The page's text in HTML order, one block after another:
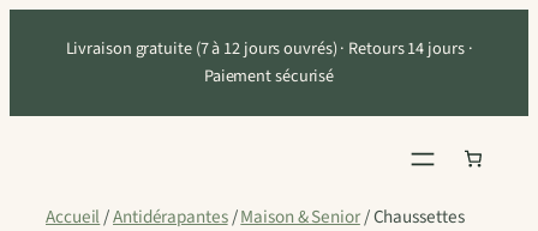
Livraison gratuite (7 à 12 jours ouvrés) · Retours 14 jours ·
Paiement sécurisé
Accueil/Antidérapantes/Maison & Senior/ Chaussettes